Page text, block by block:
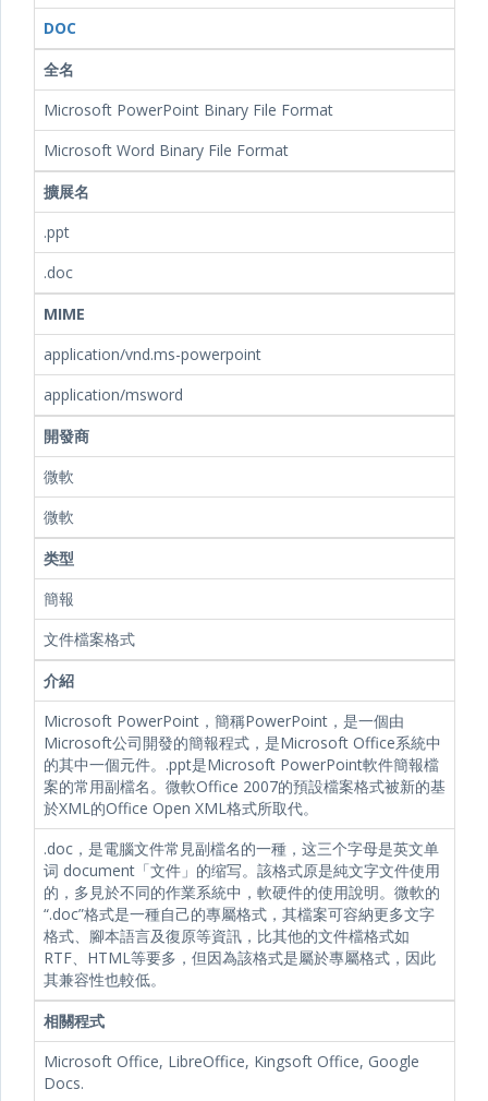
DOC
全名
Microsoft PowerPoint Binary File Format
Microsoft Word Binary File Format
擴展名
.ppt
.doc
MIME
application/vnd.ms-powerpoint
application/msword
開發商
微軟
微軟
类型
簡報
文件檔案格式
介紹
Microsoft PowerPoint，簡稱PowerPoint，是一個由
Microsoft公司開發的簡報程式，是Microsoft Office系統中
的其中一個元件。.ppt是Microsoft PowerPoint軟件簡報檔
案的常用副檔名。微軟Office 2007的預設檔案格式被新的基
於XML的Office Open XML格式所取代。
.doc，是電腦文件常見副檔名的一種，这三个字母是英文单
词 document「文件」的缩写。該格式原是純文字文件使用
的，多見於不同的作業系統中，軟硬件的使用說明。微軟的
“.doc”格式是一種自己的專屬格式，其檔案可容納更多文字
格式、腳本語言及復原等資訊，比其他的文件檔格式如
RTF、HTML等要多，但因為該格式是屬於專屬格式，因此
其兼容性也較低。
相關程式
Microsoft Office, LibreOffice, Kingsoft Office, Google
Docs.